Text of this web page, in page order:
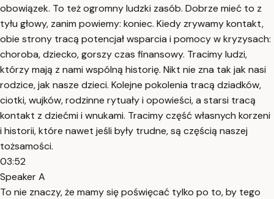
obowiązek. To też ogromny ludzki zasób. Dobrze mieć to z
tyłu głowy, zanim powiemy: koniec. Kiedy zrywamy kontakt,
obie strony tracą potencjał wsparcia i pomocy w kryzysach:
choroba, dziecko, gorszy czas finansowy. Tracimy ludzi,
którzy mają z nami wspólną historię. Nikt nie zna tak jak nasi
rodzice, jak nasze dzieci. Kolejne pokolenia tracą dziadków,
ciotki, wujków, rodzinne rytuały i opowieści, a starsi tracą
kontakt z dziećmi i wnukami. Tracimy część własnych korzeni
i historii, które nawet jeśli były trudne, są częścią naszej
tożsamości.
03:52
Speaker A
To nie znaczy, że mamy się poświęcać tylko po to, by tego